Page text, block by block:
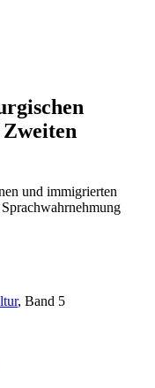
und immigrierten
, Band 5